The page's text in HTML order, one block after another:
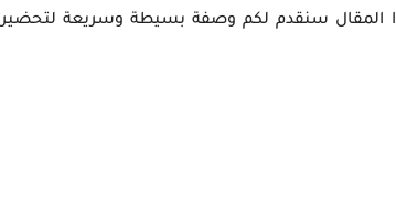
المقال سنقدم لكم وصفة بسيطة وسريعة لتحضير